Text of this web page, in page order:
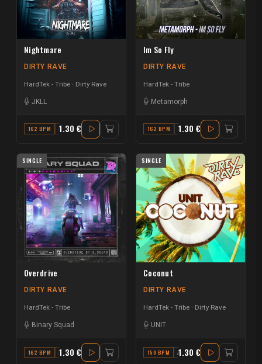
Nightmare
DIRTY RAVE
HardTek - Tribe Dirty Rave
JKLL
162 BPM F1.30 €
Im So Fly
DIRTY RAVE
HardTek - Tribe
Metamorph
162 BPM A#1.30 €
SINGLE
Overdrive
DIRTY RAVE
HardTek - Tribe
Binary Squad
162 BPM F#1.30 €
SINGLE
Coconut
DIRTY RAVE
HardTek - Tribe Dirty Rave
UNIT
150 BPM A# MINOR
1.30 €